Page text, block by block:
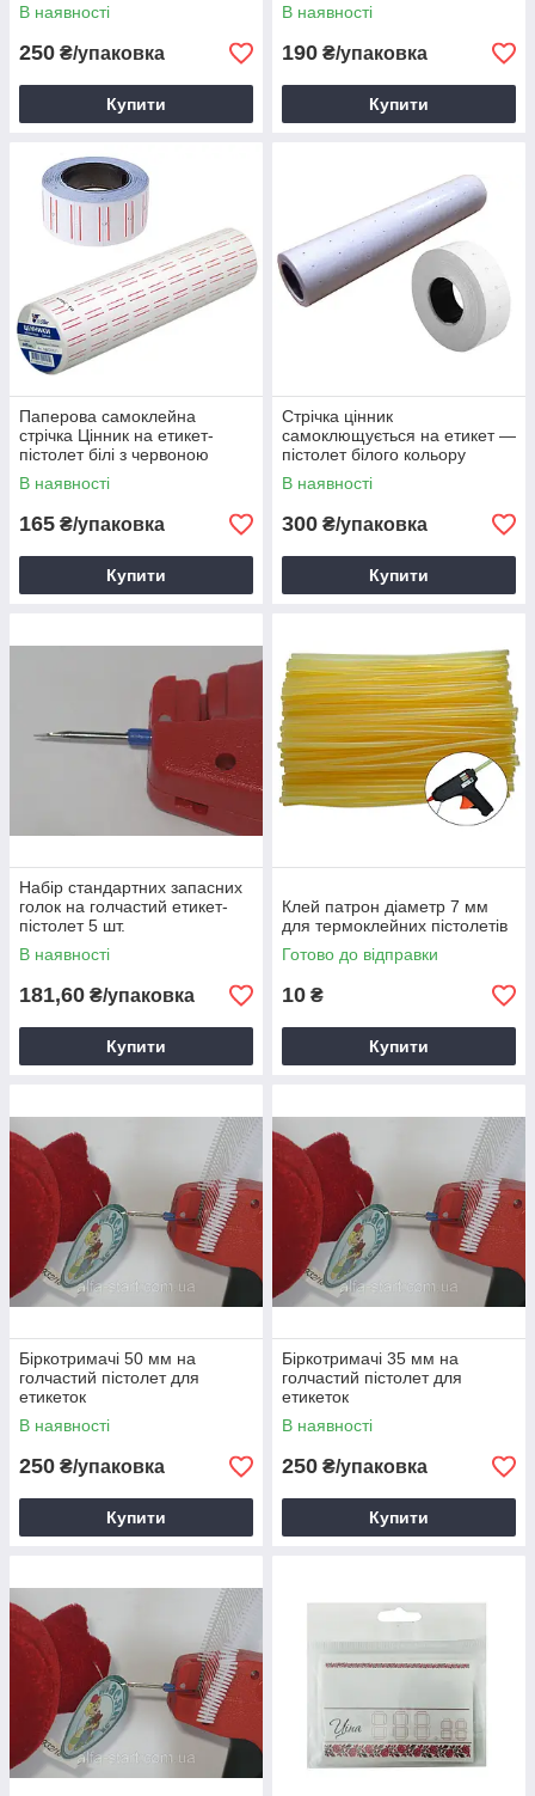
В наявності
250 ₴/упаковка
Купити
В наявності
190 ₴/упаковка
Купити
Паперова самоклейна
стрічка Цінник на етикет-
пістолет білі з червоною
смужкою
В наявності
165 ₴/упаковка
Купити
Стрічка цінник
самоклющується на етикет —
пістолет білого кольору
В наявності
300 ₴/упаковка
Купити
Набір стандартних запасних
голок на голчастий етикет-
пістолет 5 шт.
В наявності
181,60 ₴/упаковка
Купити
Клей патрон діаметр 7 мм
для термоклейних пістолетів
Готово до відправки
10 ₴
Купити
Біркотримачі 50 мм на
голчастий пістолет для
етикеток
В наявності
250 ₴/упаковка
Купити
Біркотримачі 35 мм на
голчастий пістолет для
етикеток
В наявності
250 ₴/упаковка
Купити